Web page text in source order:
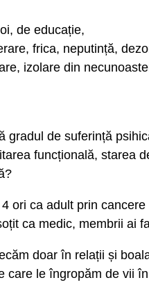
de educație,
frica, neputință,
izolare din
gradul de suferință
funcțională, starea
ori ca adult prin
ca medic, membrii ai
doar în relații și
care le îngropăm de vii